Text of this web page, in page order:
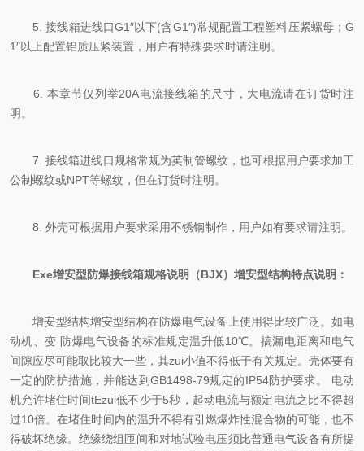
5. 接线箱进线口G1″以下(含G1″)常规配置工程塑料压紧螺母；G
1″以上配置铝质压紧装置，用户有特殊要求时请注明。
6. 本章节仅列举20A电流接线箱的尺寸，大电流请在订货时注
明。
7. 接线箱进线口规格常规为英制管螺纹，也可根据用户要求加工
公制螺纹或NPT等螺纹，但在订货时注明。
8. 外壳可根据用户要求采用不锈钢制作，用户如有要求请注明。
Exe增安型防爆接线箱规格说明（BJX）增安型结构特点说明：
增安型结构增安型结构在防爆电气设备上使用得比较广泛。如电
动机、变 防爆电气设备的标准规定温升低10℃。搞漏电距离和电气
间隙应尽可能取比较大一些，其zui小值不得低于有关规定。壳体要有
一定的防护措施，并能达到GB1498-79规定的IP54防护要求。 电动
机允许堵住时间tEzui低不少于5秒，起动电流与额定电流之比不得超
过10倍。在堵住时间内的温升不得有引燃爆炸性混合物的可能，也不
得破坏绝缘。绝缘绕组匝间和对地试验电压须比普通电气设备有所提